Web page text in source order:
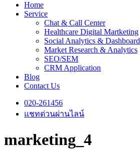
Home
Service
Chat & Call Center
Healthcare Digital Martketing
Social Analytics & Dashboard
Market Research & Analytics
SEO/SEM
CRM Application
Blog
Contact Us
020-261456
แชทด่วนผ่านไลน์
marketing_4